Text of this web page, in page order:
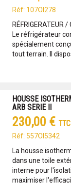
Réf: 107OI278
RÉFRIGERATEUR /
Le réfrigérateur
spécialement
tout terrain. Il
HOUSSE
ARB SERIE II
230,00 € TTC
Réf: 557OI5342
La housse
dans une toile
interne pour
maximiser